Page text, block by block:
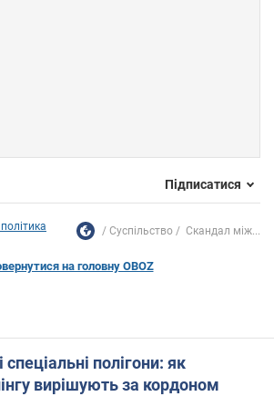
Підписатися
Суспільство Скандал між...
на головну OBOZ
полігони: як
вирішують за кордоном